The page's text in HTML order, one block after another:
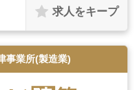
求人をキープ
事業所(製造業)